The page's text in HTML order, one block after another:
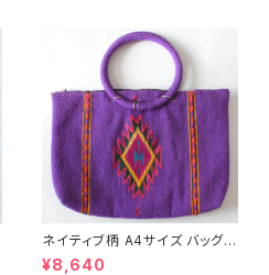
ネイティブ柄 A4サイズ バッグ /
279d/ MEXICO
¥8,640